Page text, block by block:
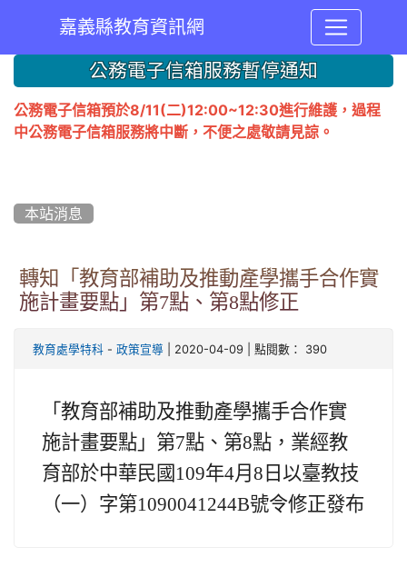
嘉義縣教育資訊網
::: 公務電子信箱服務暫停通知
公務電子信箱預於8/11(二)12:00~12:30進行維護，過程
中公務電子信箱服務將中斷，不便之處敬請見諒。
本站消息
轉知「教育部補助及推動產學攜手合作實
施計畫要點」第7點、第8點修正
教育處學特科 - 政策宣導 | 2020-04-09 | 點閱數： 390
「教育部補助及推動產學攜手合作實
施計畫要點」第7點、第8點，業經教
育部於中華民國109年4月8日以臺教技
（一）字第1090041244B號令修正發布